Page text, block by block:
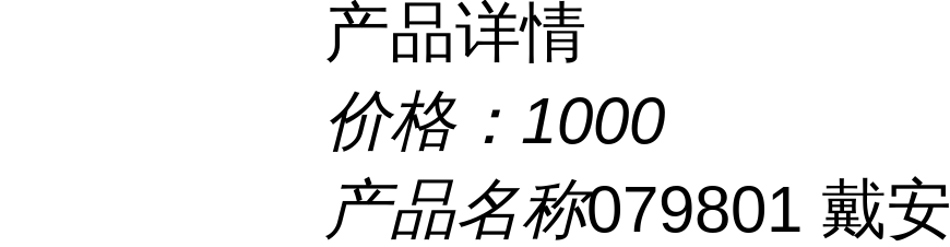
产品详情
价格： 1000
产品名称079801 戴